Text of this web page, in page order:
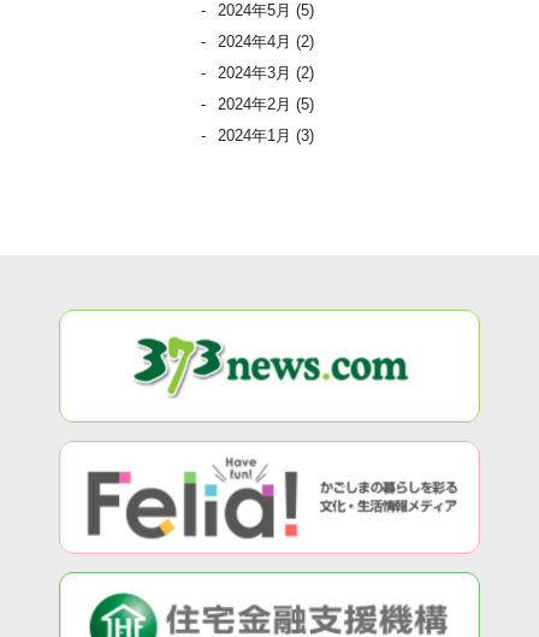
2024年5月 (5)
2024年4月 (2)
2024年3月 (2)
2024年2月 (5)
2024年1月 (3)